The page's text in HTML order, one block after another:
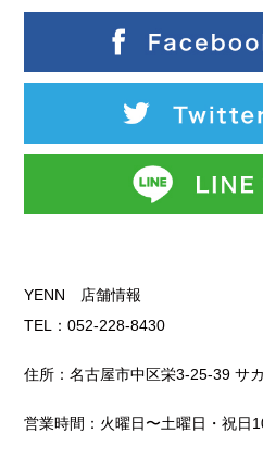
YENN 店舗情報
TEL：052-228-8430
住所：名古屋市中区栄3-25-39 サ
営業時間： 火曜日〜土曜日・祝日